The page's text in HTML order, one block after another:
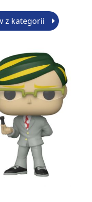
z kategorii